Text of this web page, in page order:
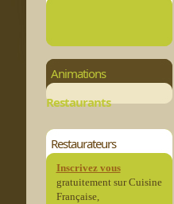
Animations
Restaurants
Restaurateurs
Inscrivez vous
gratuitement sur Cuisine
Française,